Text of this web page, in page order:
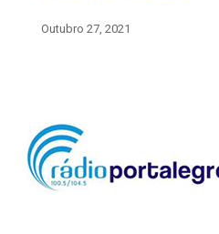
Outubro 27, 2021